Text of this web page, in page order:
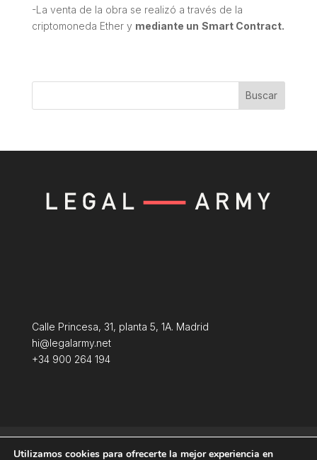
-La venta de la obra se realizó a través de la
criptomoneda Ether y mediante un Smart Contract.
Buscar
Calle Princesa, 31, planta 5, 1A. Madrid
hi@legalarmy.net
+34 900 264 194
Utilizamos cookies para ofrecerte la mejor experiencia en